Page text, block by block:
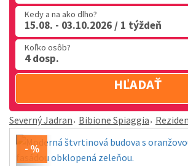
Kedy a na ako dlho?
15.08. - 03.10.2026 / 1 týždeň
Koľko osôb?
4 dosp.
HĽADAŤ
Severný Jadran Bibione Spiaggia